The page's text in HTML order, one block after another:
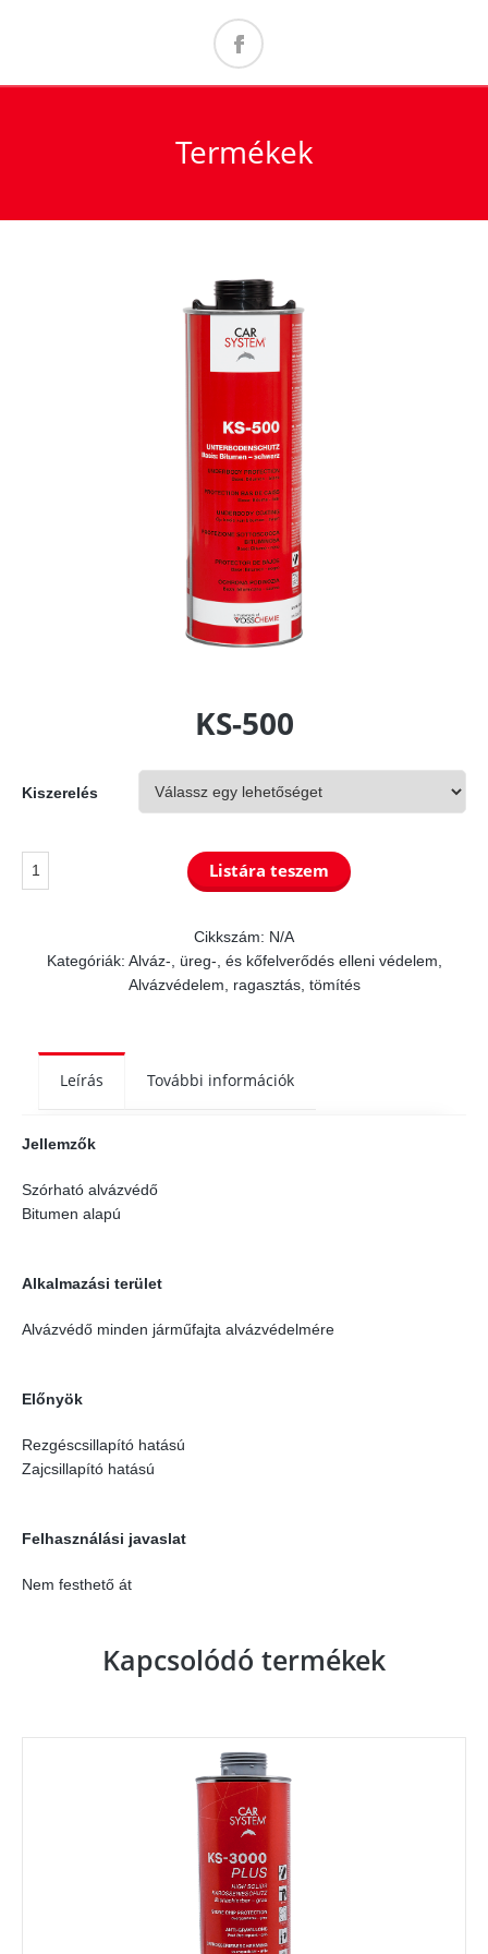
Termékek
KS-500
Kiszerelés
KS-
mennyiség
Listára teszem
Cikkszám: N/A
Kategóriák: Alváz-, üreg-, és kőfelverődés elleni védelem
Alvázvédelem, ragasztás, tömítés
Leírás További információk
Jellemzők
Szórható alvázvédő
Bitumen alapú
Alkalmazási terület
Alvázvédő minden járműfajta alvázvédelmére
Előnyök
Rezgéscsillapító hatású
Zajcsillapító hatású
Felhasználási javaslat
Nem festhető át
Kapcsolódó termékek